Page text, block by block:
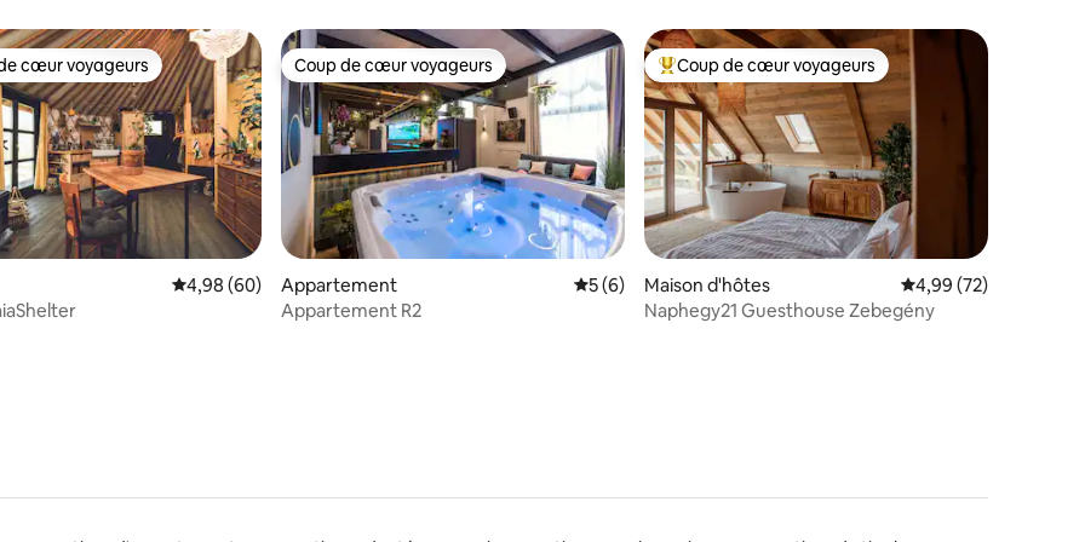
sur la base de 34 commentaires : 5 sur 5
cœur voyageurs les plus appréciés
cœur voyageurs
Évaluation moyenne sur la base de 60 commentaires : 4,98 sur 5
4,98 (60)
Coup de cœur voyageurs
Coup de cœur voyageurs
Appartement Évaluation moyenne sur la base de 6 commentaires : 5 sur 5
5 (6)
Appartement R2
Coups de cœur voyageurs les plus appréciés
Coup de cœur voyageurs
Maison d'hôtes Évaluation moyenne
4,99 (72)
Naphegy21 Guesthouse Zebegény